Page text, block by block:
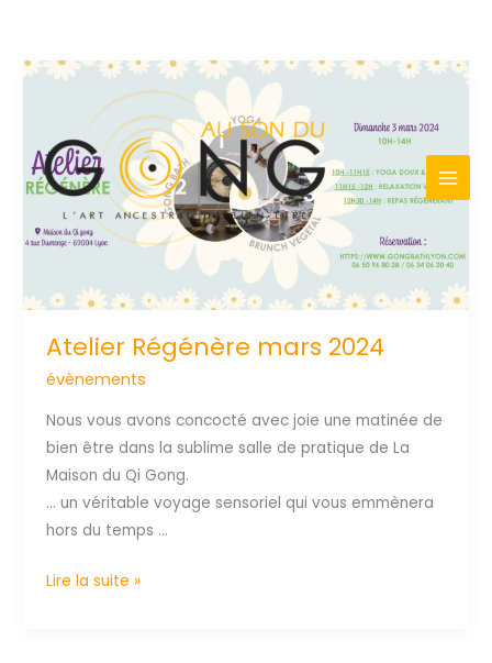
contenu
Atelier Régénère mars 2024
évènements
Nous vous avons concocté avec joie une matinée de
bien être dans la sublime salle de pratique de La
Maison du Qi Gong.
… un véritable voyage sensoriel qui vous emmènera
hors du temps …
Atelier
Lire la suite »